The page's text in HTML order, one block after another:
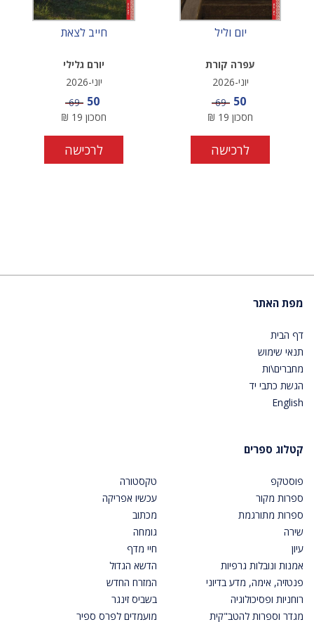
יום וליל
עפרה קורת
יוני-2026
מחיר מבצע
50 מחיר
69
חסכון 19
₪
לרכישה
חייב לצאת
יורם גלילי
יוני-2026
מחיר מבצע
50 מחיר
69
חסכון 19
₪
לרכישה
מפת האתר
דף הבית
תנאי שימוש
מחברים\ות
הגשת כתבי יד
English
קטלוג ספרים
פוסטקפ
ספרות מקור
ספרות מתורגמת
שירה
עיון
אמנות ונובלות גרפיות
פנטזיה, אימה, מדע בדיוני
רוחניות ופסיכולוגיה
מגדר וספרות להטב"קית
טקסטורה
עכשיו אפריקה
מכתוב
גומחה
חיי מדף
הדשא הגדול
המזרח החדש
בשביס זינגר
מועמדים לפרס ספיר